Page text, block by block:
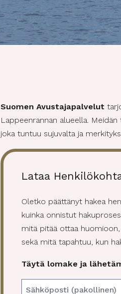
Suomen Avustajapalvelut
Lappeenrannan alueella.
joka tuntuu sujuvalta ja
Lataa
Oletko päättänyt hakea
kuinka onnistut
mitä pitää ottaa
sekä mitä tapahtuu, kun
Täytä lomake ja